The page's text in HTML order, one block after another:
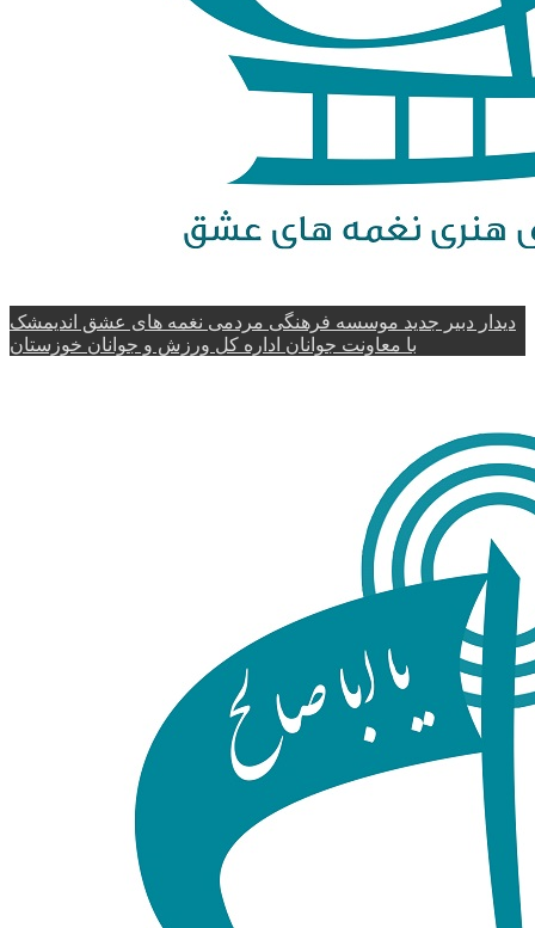
دیدار دبیر جدید موسسه فرهنگی مردمی نغمه های عشق اندیمشک
با معاونت جوانان اداره کل ورزش و جوانان خوزستان